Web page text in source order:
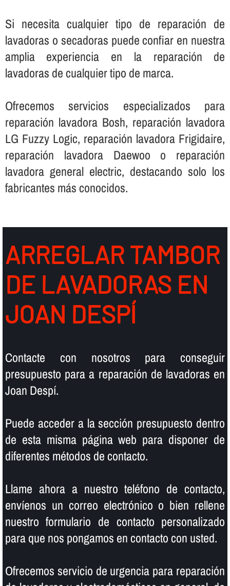
Si necesita cualquier tipo de reparación de
lavadoras o secadoras puede confiar en nuestra
amplia experiencia en la reparación de
lavadoras de cualquier tipo de marca.
Ofrecemos servicios especializados para
reparación lavadora Bosh, reparación lavadora
LG Fuzzy Logic, reparación lavadora Frigidaire,
reparación lavadora Daewoo o reparación
lavadora general electric, destacando solo los
fabricantes más conocidos.
ARREGLAR TAMBOR
DE LAVADORAS EN
JOAN DESPÍ
Contacte con nosotros para conseguir
presupuesto para a reparación de lavadoras en
Joan Despí.
Puede acceder a la sección presupuesto dentro
de esta misma página web para disponer de
diferentes métodos de contacto.
Llame ahora a nuestro teléfono de contacto,
enví­enos un correo electrónico o bien rellene
nuestro formulario de contacto personalizado
para que nos pongamos en contacto con usted.
Ofrecemos servicio de urgencia para reparación